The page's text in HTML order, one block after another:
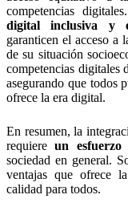
competencias
digital inclusiva y
garanticen el acceso a
de su situación
competencias digitales
asegurando que todos
ofrece la era digital.
En resumen, la
requiereun esfuerzo
sociedad en general.
ventajas que ofrece
calidad para todos.